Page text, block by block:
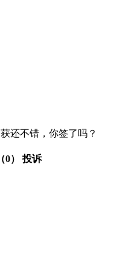
还不错，你签了吗？
（0） 投诉